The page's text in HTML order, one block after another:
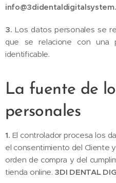
3.Los datos personales se
que se relacione con una
identificable.
La fuente de
personales
1. El controlador procesa los
el consentimiento del Cliente
orden de compra y del
tienda online. 3DI DENTAL